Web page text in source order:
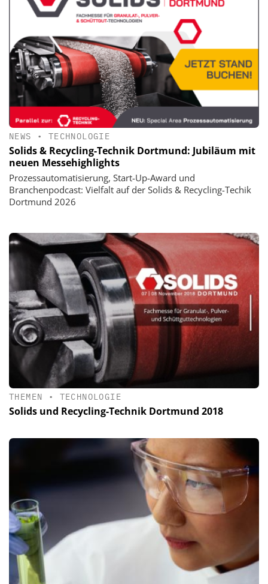
NEWS • TECHNOLOGIE
Solids & Recycling-Technik Dortmund: Jubiläum mit
neuen Messehighlights
Prozessautomatisierung, Start-Up-Award und
Branchenpodcast: Vielfalt auf der Solids & Recycling-Techik
Dortmund 2026
THEMEN • TECHNOLOGIE
Solids und Recycling-Technik Dortmund 2018